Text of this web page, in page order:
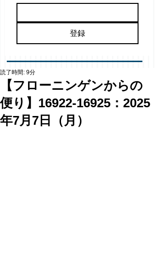
登録
【フローニンゲンからの
便り】16922-16925：2025
年7月7日（月）
読了時間: 9分